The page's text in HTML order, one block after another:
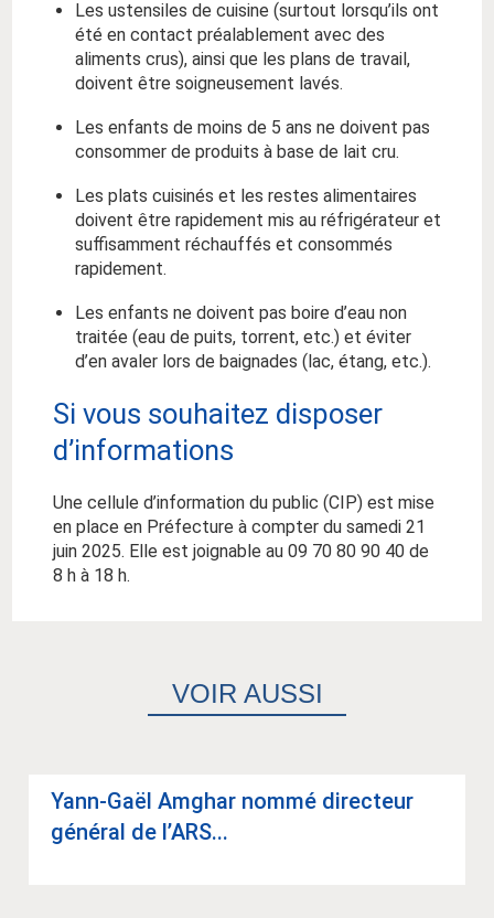
Les ustensiles de cuisine (surtout lorsqu’ils ont
été en contact préalablement avec des
aliments crus), ainsi que les plans de travail,
doivent être soigneusement lavés.
Les enfants de moins de 5 ans ne doivent pas
consommer de produits à base de lait cru.
Les plats cuisinés et les restes alimentaires
doivent être rapidement mis au réfrigérateur et
suffisamment réchauffés et consommés
rapidement.
Les enfants ne doivent pas boire d’eau non
traitée (eau de puits, torrent, etc.) et éviter
d’en avaler lors de baignades (lac, étang, etc.).
Si vous souhaitez disposer
d’informations
Une cellule d’information du public (CIP) est mise
en place en Préfecture à compter du samedi 21
juin 2025. Elle est joignable au 09 70 80 90 40 de
8 h à 18 h.
VOIR AUSSI
Yann-Gaël Amghar nommé direc­teur
géné­ral de l’ARS...